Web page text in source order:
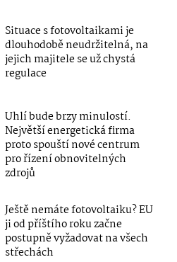
Situace s fotovoltaikami je
dlouhodobě neudržitelná, na
jejich majitele se už chystá
regulace
Uhlí bude brzy minulostí.
Největší energetická firma
proto spouští nové centrum
pro řízení obnovitelných
zdrojů
Ještě nemáte fotovoltaiku? EU
ji od příštího roku začne
postupně vyžadovat na všech
střechách